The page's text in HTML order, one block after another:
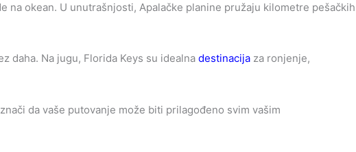
na okean. U unutrašnjosti, Apalačke planine pružaju kilometre pešačkih
daha. Na jugu, Florida Keys su idealna destinacija za ronjenje,
da vaše putovanje može biti prilagođeno svim vašim